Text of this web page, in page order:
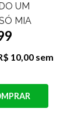
10,00 sem